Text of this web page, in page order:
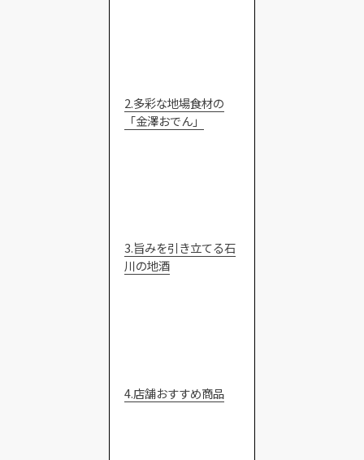
2.多彩な地場食材の
「金澤おでん」
3.旨みを引き立てる石
川の地酒
4.店舗おすすめ商品